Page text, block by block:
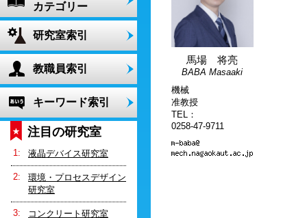
カテゴリー
研究室索引
教職員索引
キーワード索引
注目の研究室
液晶デバイス研究室
環境・プロセスデザイン
研究室
コンクリート研究室
馬場 将亮
BABA Masaaki
機械
准教授
TEL：
0258-47-9711